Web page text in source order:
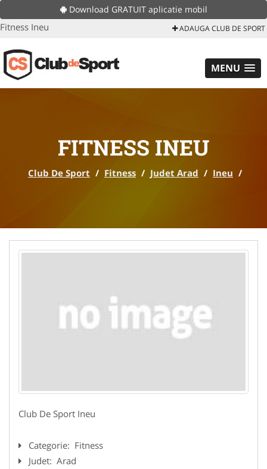
Download GRATUIT aplicatie mobil
Fitness Ineu ADAUGA CLUB DE SPORT
MENU
FITNESS INEU
Club De Sport / Fitness / Judet Arad / Ineu /
Club De Sport Ineu
Categorie: Fitness
Judet: Arad